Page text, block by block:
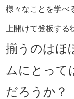
様々なことを学べ
上開けて登板する
揃うのはほ
ムにとって
だろうか？